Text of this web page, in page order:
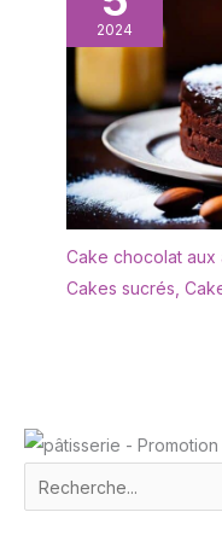
2024
Cake chocolat aux
Cakes sucrés